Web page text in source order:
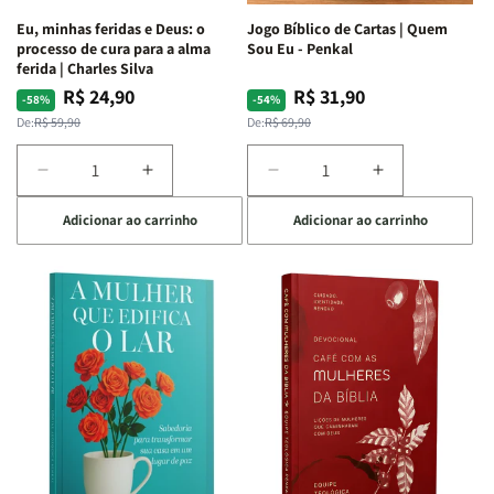
Espirituais
|
Estela
Espirituais
|
Eu, minhas feridas e Deus: o
processo de cura para a alma
ferida | Charles Silva
-58%
Preço
normal
De:R$ 59,90
Preço
promocional
R$ 24,90
Diminuir
a
quantidade
de
Eu,
minhas
feridas
e
Deus:
o
processo
de
cura
para
Aumentar
a
quantidade
de
Eu,
minhas
feridas
e
Deus:
o
processo
de
cura
para
Adicionar ao carrinho
Jogo Bíblico de Cartas | Quem
Sou Eu - Penkal
-54%
Preço
normal
De:R$ 69,90
Preço
promocional
R$ 31,90
Diminuir
a
quantidade
de
Jogo
Bíblico
de
Cartas
Quem
Sou
Eu
Penkal
Aumentar
a
quantidade
de
Jogo
Bíblico
Cartas
|
Quem
Sou
Eu
-
Penkal
Adicionar ao carrinho